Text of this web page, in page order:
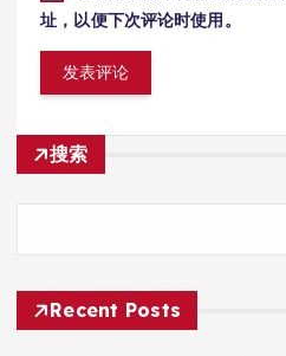
址，以便下次评论时使用。
搜索
Recent Posts